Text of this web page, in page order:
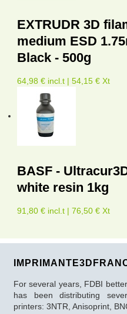
EXTRUDR 3D
medium ESD
Black - 500g
64,98 € incl.t | 54,15 € Xt
BASF -
white resin 1kg
91,80 € incl.t | 76,50 € Xt
For several years, FDBI
has been distributing
printers: 3NTR, Anisoprint,